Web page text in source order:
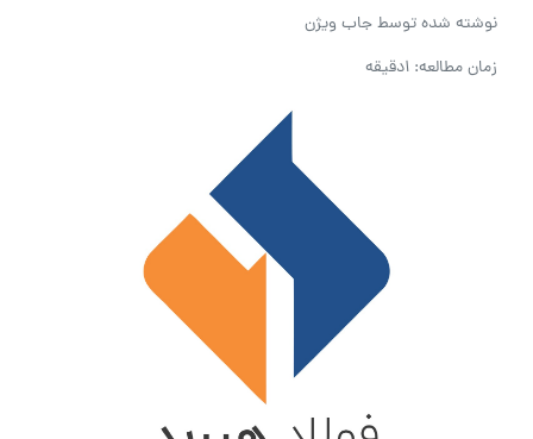
نوشته شده توسطجاب ویژن
زمان مطالعه: 1دقیقه